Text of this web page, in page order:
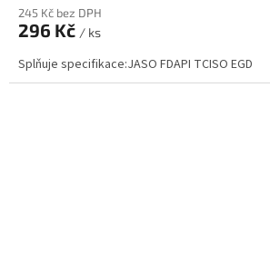
245 Kč bez DPH
296 Kč / ks
Splňuje specifikace:JASO FDAPI TCISO EGD